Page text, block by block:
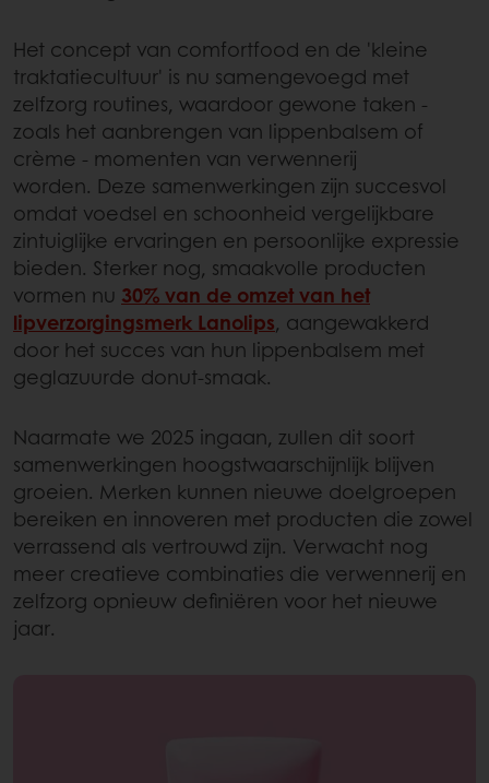
Het concept van comfortfood en de 'kleine
traktatiecultuur' is nu samengevoegd met
zelfzorg routines, waardoor gewone taken -
zoals het aanbrengen van lippenbalsem of
crème - momenten van verwennerij
worden. Deze samenwerkingen zijn succesvol
omdat voedsel en schoonheid vergelijkbare
zintuiglijke ervaringen en persoonlijke expressie
bieden. Sterker nog, smaakvolle producten
vormen nu 30% van de omzet van het
lipverzorgingsmerk Lanolips, aangewakkerd
door het succes van hun lippenbalsem met
geglazuurde donut-smaak.
Naarmate we 2025 ingaan, zullen dit soort
samenwerkingen hoogstwaarschijnlijk blijven
groeien. Merken kunnen nieuwe doelgroepen
bereiken en innoveren met producten die zowel
verrassend als vertrouwd zijn. Verwacht nog
meer creatieve combinaties die verwennerij en
zelfzorg opnieuw definiëren voor het nieuwe
jaar.